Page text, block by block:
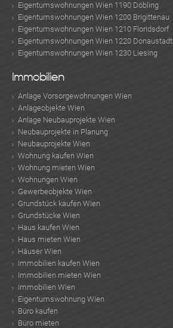
Eigentumswohnungen Wien 1190 Döbling
Eigentumswohnungen Wien 1200 Brigittenau
Eigentumswohnungen Wien 1210 Floridsdorf
Eigentumswohnungen Wien 1220 Donaustadt
Eigentumswohnungen Wien 1230 Liesing
Immobilien
Anlage Vorsorgewohnungen Wien
Anlageobjekte Wien
Anlage Neubauprojekte Wien
Neubauprojekte in Planung
Neubauprojekte Wien
Wohnung kaufen Wien
Wohnung mieten Wien
Wohnungen Wien
Gewerbeobjekte Wien
Grundstück kaufen Wien
Grundstücke Wien
Haus kaufen Wien
Haus mieten Wien
Häuser Wien
Immobilien kaufen Wien
Immobilien mieten Wien
Immobilien Wien
Eigentumswohnung Wien
Büro kaufen
Büro mieten